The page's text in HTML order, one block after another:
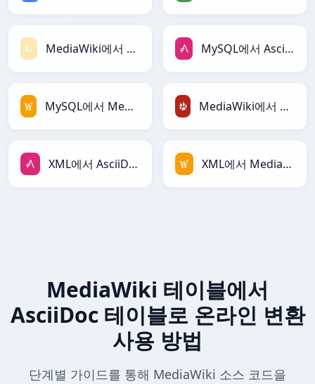
MediaWiki에서 Textile로 MySQL에서 AsciiDoc로
MySQL에서 MediaWiki로 MediaWiki에서 TracWiki로
XML에서 AsciiDoc로 XML에서 MediaWiki로
MediaWiki 테이블에서
AsciiDoc 테이블로 온라인 변환
사용 방법
단계별 가이드를 통해 MediaWiki 소스 코드을